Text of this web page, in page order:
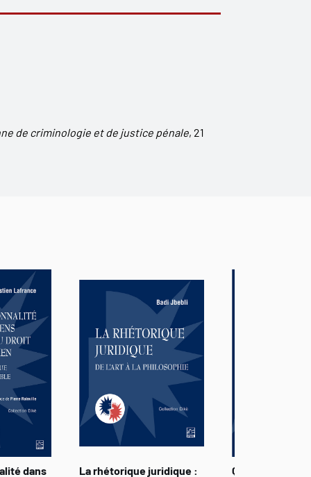
de la tradition de common law, l’aveu
conduisant à la création de règles
moins en apparence, sa fonction
deux systèmes ne peut se comprendre
extérieures. L’auteur mobilise à cet effet de
mais aussi relevant des sciences
de criminologie et de justice pénale, 21
dans
La rhétorique juridique :